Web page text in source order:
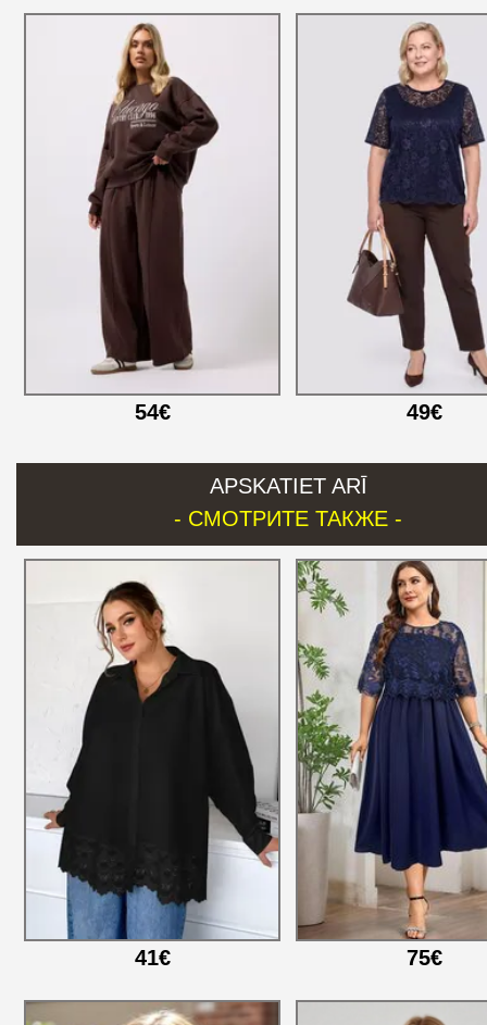
54€ 49€
APSKATIET ARĪ
- СМОТРИТЕ ТАКЖЕ -
41€ 75€